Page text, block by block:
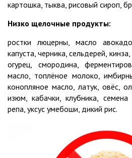
картошка, тыква, рисовый сироп,
Низко щелочные продукты:
ростки люцерны, масло
капуста, черника, сельдерей,
огурец, смородина,
масло, топлёное молоко,
конопляное масло, латук, овёс,
изюм, кабачки, клубника, семена
репа, уксус умебоши, дикий рис.